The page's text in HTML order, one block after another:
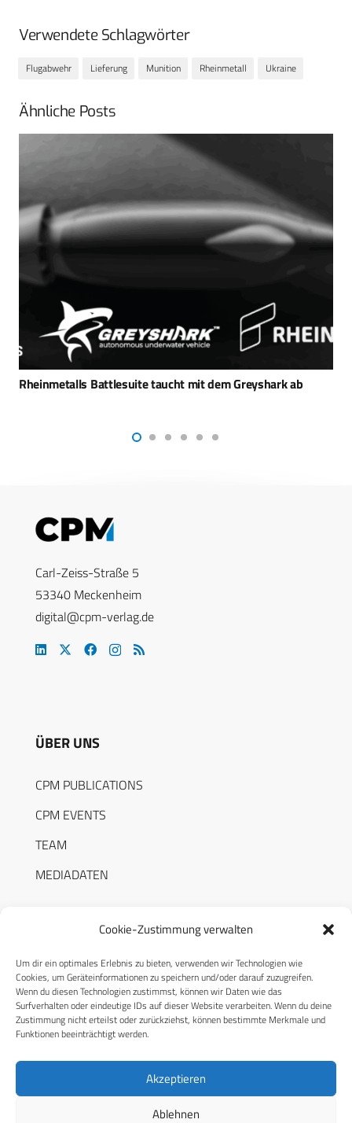
Cookie-Zustimmung verwalten
Um dir ein optimales Erlebnis zu bieten, verwenden wir Technologien wie
Cookies, um Geräteinformationen zu speichern und/oder darauf zuzugreifen.
Wenn du diesen Technologien zustimmst, können wir Daten wie das
Surfverhalten oder eindeutige IDs auf dieser Website verarbeiten. Wenn du deine
Zustimmung nicht erteilst oder zurückziehst, können bestimmte Merkmale und
Funktionen beeinträchtigt werden.
Akzeptieren
Ablehnen
Verwendete Schlagwörter
Flugabwehr Lieferung Munition Rheinmetall Ukraine
Ähnliche Posts
Rätselhaft: Gravehawk-Luftverteidigung für die Ukraine
Carl-Zeiss-Straße 5
53340 Meckenheim
digital@cpm-verlag.de
ÜBER UNS
CPM PUBLICATIONS
CPM EVENTS
TEAM
MEDIADATEN
RECHTLICHES
Datenschutzerklärung
Cookie-Richtlinie (EU)